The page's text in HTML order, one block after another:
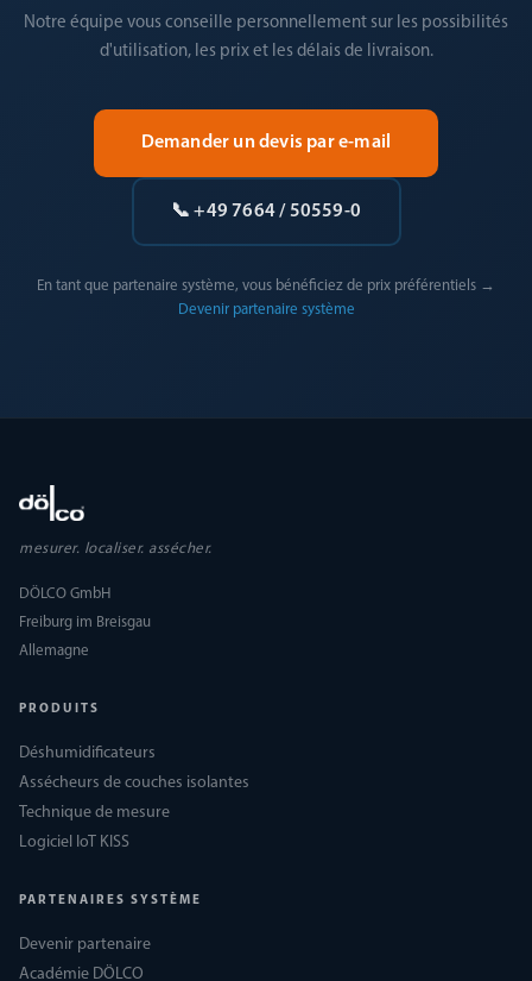
Notre équipe vous conseille personnellement sur les possibilités
d'utilisation, les prix et les délais de livraison.
Demander un devis par e-mail
📞 +49 7664 / 50559-0
En tant que partenaire système, vous bénéficiez de prix préférentiels →
Devenir partenaire système
mesurer. localiser. assécher.
DÖLCO GmbH
Freiburg im Breisgau
Allemagne
PRODUITS
Déshumidificateurs
Assécheurs de couches isolantes
Technique de mesure
Logiciel IoT KISS
PARTENAIRES SYSTÈME
Devenir partenaire
Académie DÖLCO